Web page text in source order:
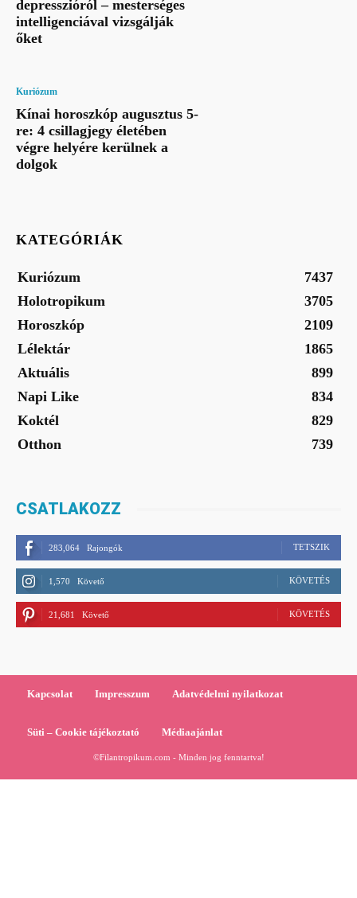
depresszióról – mesterséges
intelligenciával vizsgálják
őket
Kuriózum
Kínai horoszkóp augusztus 5-
re: 4 csillagjegy életében
végre helyére kerülnek a
dolgok
KATEGÓRIÁK
Kuriózum
7437
Holotropikum
3705
Horoszkóp
2109
Lélektár
1865
Aktuális
899
Napi Like
834
Koktél
829
Otthon
739
CSATLAKOZZ
283,064 Rajongók TETSZIK
1,570 Követő KÖVETÉS
21,681 Követő KÖVETÉS
Kapcsolat Impresszum Adatvédelmi nyilatkozat
Süti – Cookie tájékoztató Médiaajánlat
©Filantropikum.com - Minden jog fenntartva!